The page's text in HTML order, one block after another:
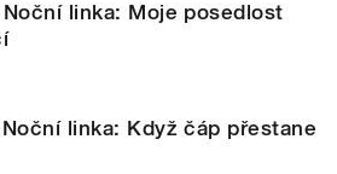
linka: Moje posedlost
linka: Když čáp přestane